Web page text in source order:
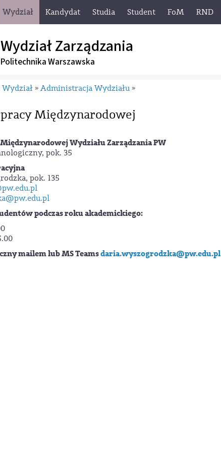
Wydział Kandydat Studia Student FoM RND
Wydział Zarządzania
Politechnika Warszawska
Wydział » Administracja Wydziału »
Międzynarodowej
Wydziału Zarządzania PW
pok. 35
pok. 135
podczas roku akademickiego:
mailem lub MS Teamsdaria.wyszogrodzka@pw.edu.pl